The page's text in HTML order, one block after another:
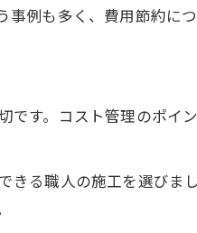
例も多く、費用節約につ
す。コスト管理のポイ
る職人の施工を選びま